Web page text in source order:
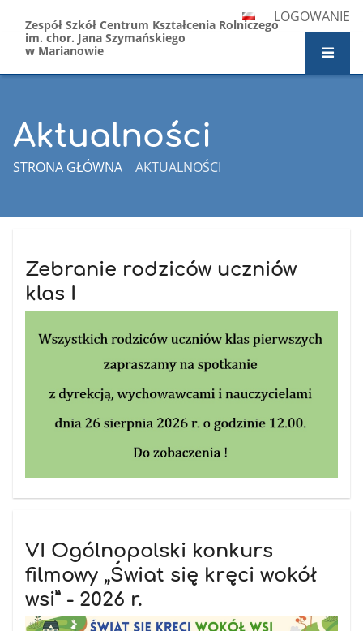
LOGOWANIE
Zespół Szkół Centrum Kształcenia Rolniczego
im. chor. Jana Szymańskiego
w Marianowie
Aktualności
STRONA GŁÓWNA AKTUALNOŚCI
Zebranie rodziców uczniów
klas I
VI Ogólnopolski konkurs
filmowy „Świat się kręci wokół
wsi” - 2026 r.